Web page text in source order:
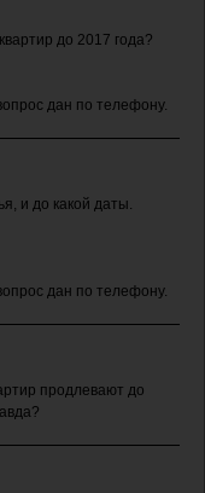
до 2017 года?
дан по телефону.
и до какой даты.
дан по телефону.
продлевают до